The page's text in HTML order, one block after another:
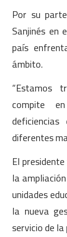
Por su
Sanjinés en
país
ámbito.
“Estamos
compite
diferentes
El
la
unidades
la nueva
servicio de